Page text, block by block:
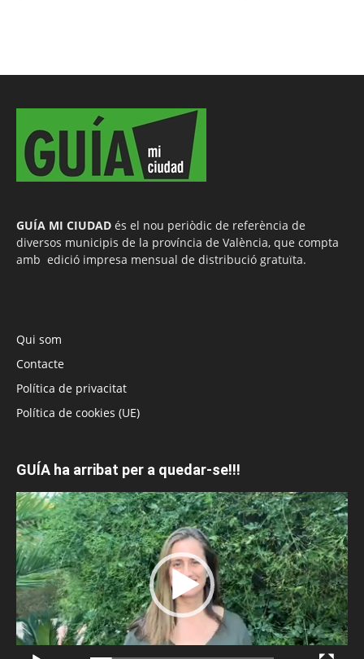
GUÍA MI CIUDAD és el nou periòdic de referència de
diversos municipis de la província de València, que compta
amb edició impresa mensual de distribució gratuïta.
Qui som
Contacte
Política de privacitat
Política de cookies (UE)
GUÍA ha arribat per a quedar-se!!!
Reproductor
de
vídeo